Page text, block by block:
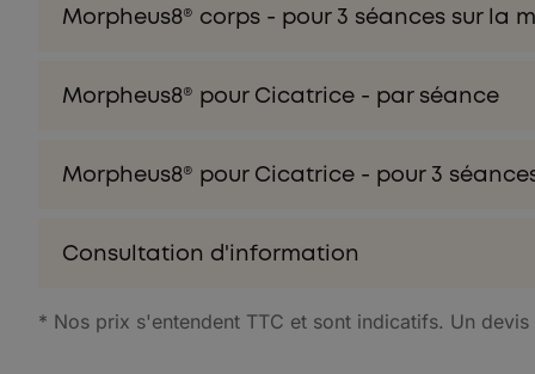
Morpheus8® corps - pour 3 séances sur la
Morpheus8® pour Cicatrice - par séance
Morpheus8® pour Cicatrice - pour 3
Consultation d'information
* Nos prix s'entendent TTC et sont indicatifs. Un